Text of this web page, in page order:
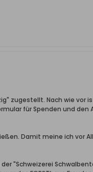
zugestellt. Nach wie vor
für Spenden und den
Damit meine ich vor
"Schweizerei